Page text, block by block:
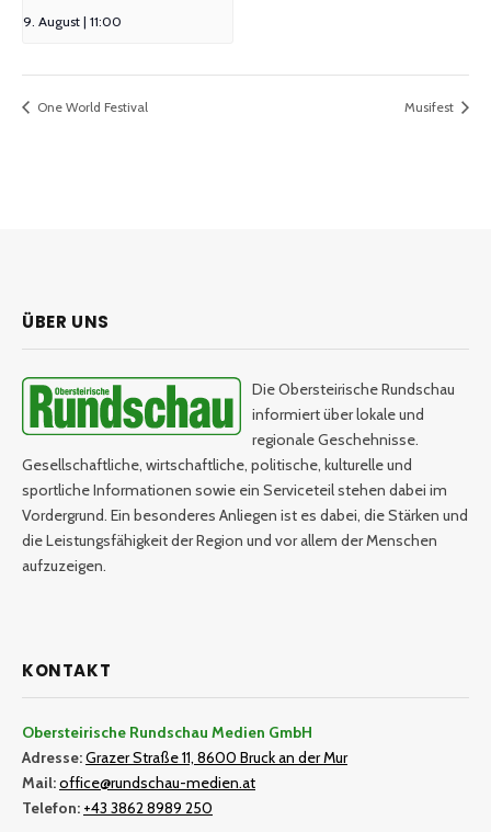
9. August | 11:00
One World Festival Musifest
ÜBER UNS
Die Obersteirische Rundschau
informiert über lokale und
regionale Geschehnisse.
Gesellschaftliche, wirtschaftliche, politische, kulturelle und
sportliche Informationen sowie ein Serviceteil stehen dabei im
Vordergrund. Ein besonderes Anliegen ist es dabei, die Stärken und
die Leistungsfähigkeit der Region und vor allem der Menschen
aufzuzeigen.
KONTAKT
Obersteirische Rundschau Medien GmbH
Adresse:Grazer Straße 11, 8600 Bruck an der Mur
Mail:office@rundschau-medien.at
Telefon: +43 3862 8989 250